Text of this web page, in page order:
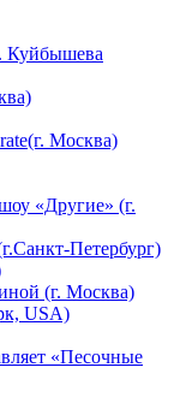
Куйбышева
Москва)
«Другие» (г.
Петербург)
(г. Москва)
USA)
«Песочные